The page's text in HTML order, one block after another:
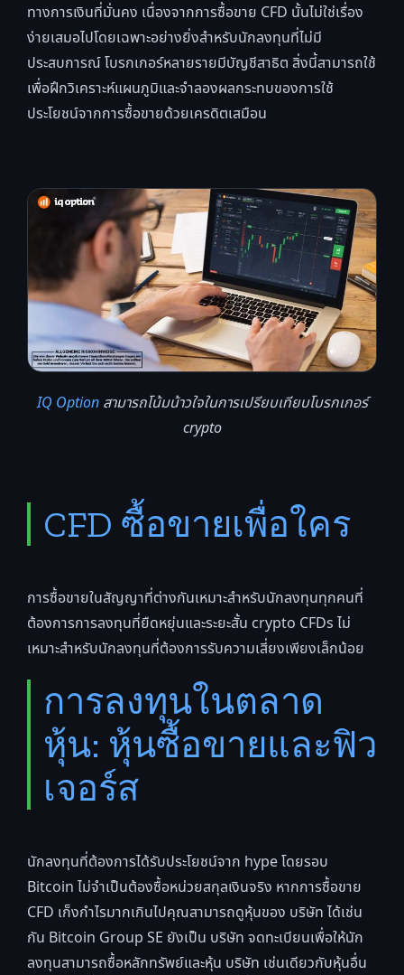
ทางการเงินที่มั่นคง เนื่องจากการซื้อขาย CFD นั้นไม่ใช่เรื่อง
ง่ายเสมอไปโดยเฉพาะอย่างยิ่งสำหรับนักลงทุนที่ไม่มี
ประสบการณ์ โบรกเกอร์หลายรายมีบัญชีสาธิต สิ่งนี้สามารถใช้
เพื่อฝึกวิเคราะห์แผนภูมิและจำลองผลกระทบของการใช้
ประโยชน์จากการซื้อขายด้วยเครดิตเสมือน
IQ Optionสามารถโน้มน้าวใจในการเปรียบเทียบโบรกเกอร์
crypto
CFD ซื้อขายเพื่อใคร
การซื้อขายในสัญญาที่ต่างกันเหมาะสำหรับนักลงทุนทุกคนที่
ต้องการการลงทุนที่ยืดหยุ่นและระยะสั้น crypto CFDs ไม่
เหมาะสำหรับนักลงทุนที่ต้องการรับความเสี่ยงเพียงเล็กน้อย
การลงทุนในตลาด
หุ้น: หุ้นซื้อขายและฟิว
เจอร์ส
นักลงทุนที่ต้องการได้รับประโยชน์จาก hype โดยรอบ
Bitcoin ไม่จำเป็นต้องซื้อหน่วยสกุลเงินจริง หากการซื้อขาย
CFD เก็งกำไรมากเกินไปคุณสามารถดูหุ้นของ บริษัท ได้เช่น
กัน Bitcoin Group SE ยังเป็น บริษัท จดทะเบียนเพื่อให้นัก
ลงทุนสามารถซื้อหลักทรัพย์และหุ้น บริษัท เช่นเดียวกับหุ้นอื่น